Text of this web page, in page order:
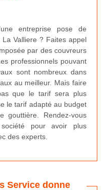
entreprise pose de
Valliere ? Faites appel
par des couvreurs
professionnels pouvant
sont nombreux dans
au meilleur. Mais faire
que le tarif sera plus
le tarif adapté au budget
gouttière. Rendez-vous
pour avoir plus
des experts.
Service donne